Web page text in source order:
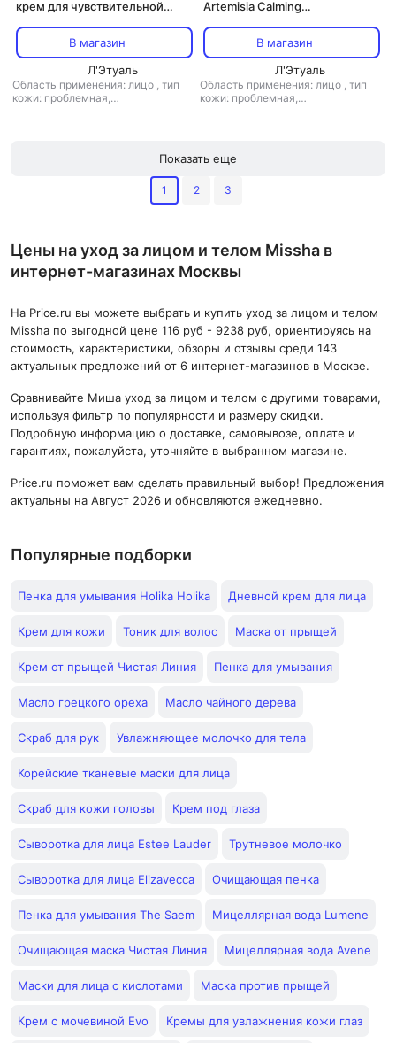
крем для чувствительной
Calming Moisture Cream, 50 мл
В магазин
Л'Этуаль
Область применения: лицо , тип
кожи: проблемная,
Artemisia Calming
чувствительной кожи с
экстрактом полыни, 120 мл
В магазин
Л'Этуаль
Область применения: лицо , тип
кожи: проблемная,
Показать еще
1 2 3
Цены на уход за лицом и телом Missha в
интернет-магазинах Москвы
На Price.ru вы можете выбрать и купить уход за лицом и телом
Missha по выгодной цене 116 руб - 9238 руб, ориентируясь на
стоимость, характеристики, обзоры и отзывы среди 143
актуальных предложений от 6 интернет-магазинов в Москве.
Сравнивайте Миша уход за лицом и телом с другими товарами,
используя фильтр по популярности и размеру скидки.
Подробную информацию о доставке, самовывозе, оплате и
гарантиях, пожалуйста, уточняйте в выбранном магазине.
Price.ru поможет вам сделать правильный выбор! Предложения
актуальны на Август 2026 и обновляются ежедневно.
Популярные подборки
Пенка для умывания Holika Holika Дневной крем для лица
Крем для кожи Тоник для волос Маска от прыщей
Крем от прыщей Чистая Линия Пенка для умывания
Масло грецкого ореха Масло чайного дерева
Скраб для рук Увлажняющее молочко для тела
Корейские тканевые маски для лица
Скраб для кожи головы Крем под глаза
Сыворотка для лица Estee Lauder Трутневое молочко
Сыворотка для лица Elizavecca Очищающая пенка
Пенка для умывания The Saem Мицеллярная вода Lumene
Очищающая маска Чистая Линия Мицеллярная вода Avene
Маски для лица с кислотами Маска против прыщей
Крем с мочевиной Evo Кремы для увлажнения кожи глаз